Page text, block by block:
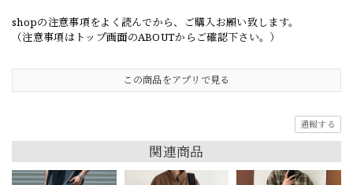
shopの注意事項をよく読んでから、ご購入お願い致します。
（注意事項はトップ画面のABOUTからご確認下さい。）
この商品をアプリで見る
通報する
関連商品